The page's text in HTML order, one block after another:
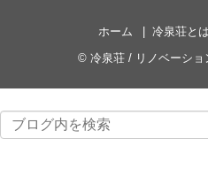
ホーム 冷泉荘とは
© 冷泉荘 / リノベーシ